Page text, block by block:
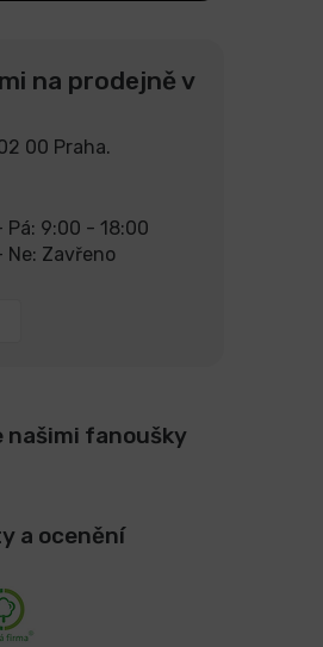
na prodejně v
00 Praha.
Pá: 9:00 - 18:00
Ne: Zavřeno
našimi fanoušky
a ocenění